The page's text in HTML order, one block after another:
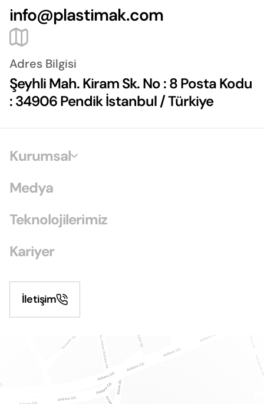
info@plastimak.com
Adres Bilgisi
Şeyhli Mah. Kiram Sk. No : 8 Posta Kodu
: 34906 Pendik İstanbul / Türkiye
Kurumsal
Medya
Teknolojilerimiz
Kariyer
İletişim